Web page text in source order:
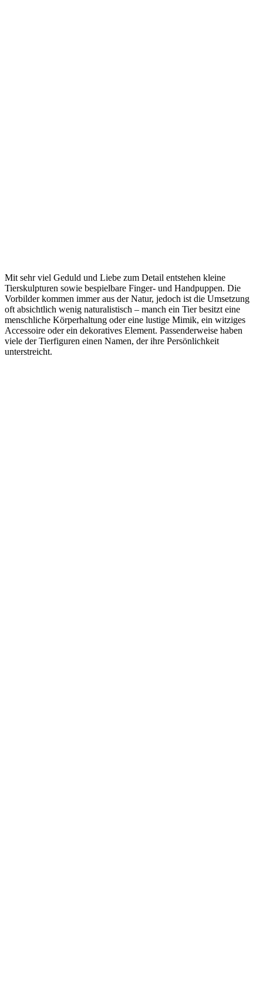
Mit sehr viel Geduld und Liebe zum Detail entstehen kleine
Tierskulpturen sowie bespielbare Finger- und Handpuppen. Die
Vorbilder kommen immer aus der Natur, jedoch ist die Umsetzung
oft absichtlich wenig naturalistisch – manch ein Tier besitzt eine
menschliche Körperhaltung oder eine lustige Mimik, ein witziges
Accessoire oder ein dekoratives Element. Passenderweise haben
viele der Tierfiguren einen Namen, der ihre Persönlichkeit
unterstreicht.